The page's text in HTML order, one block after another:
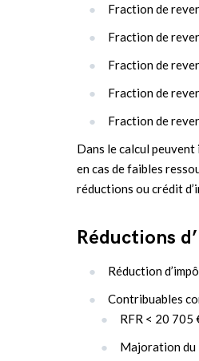
Fraction de
Fraction de
Fraction de
Fraction de
Fraction de
Dans le calcul
en cas de faibles
réductions ou crédit
Réductions
Réduction
Contribuables
RFR < 20 705
Majoration du